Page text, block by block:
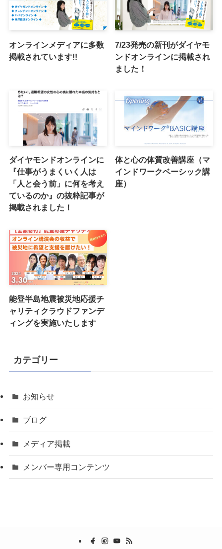
オンラインメディアに多数
掲載されています!!
7/23発売の新刊がダイヤモ
ンドオンラインに掲載され
ました！
ダイヤモンドオンラインに
『仕事がうまくいく人は
「人と会う前」に何を考え
ているのか』の抜粋記事が
掲載されました！
体と心の体質改善講座（マ
インドワークベーシック講
座）
能登半島地震被災地応援チ
ャリティクラウドファンデ
ィングを実施いたします
カテゴリー
お知らせ
ブログ
メディア掲載
メンバー専用コンテンツ